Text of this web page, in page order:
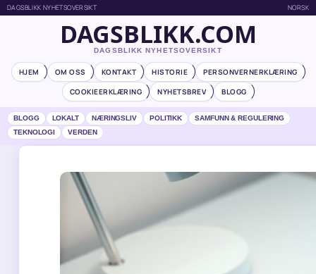
DAGSBLIKK NYHETSOVERSIKT NORSK
DAGSBLIKK.COM
DAGSBLIKK NYHETSOVERSIKT
HJEM OM OSS KONTAKT HISTORIE
PERSONVERNERKLÆRING
COOKIEERKLÆRING
NYHETSBREV BLOGG
BLOGG LOKALT NÆRINGSLIV POLITIKK
SAMFUNN & REGULERING
TEKNOLOGI
VERDEN